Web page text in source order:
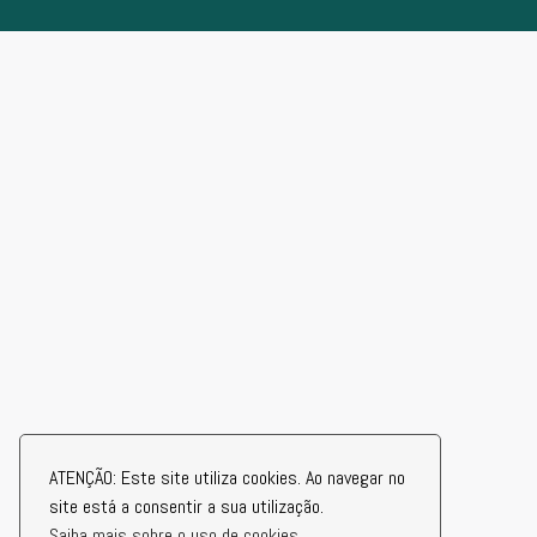
ATENÇÃO: Este site utiliza cookies. Ao navegar no
site está a consentir a sua utilização.